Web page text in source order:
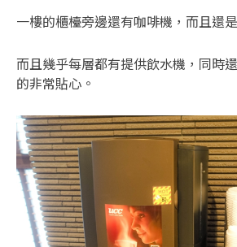
一樓的櫃檯旁邊還有咖啡機，而且還
而且幾乎每層都有提供飲水機，同時
的非常貼心。